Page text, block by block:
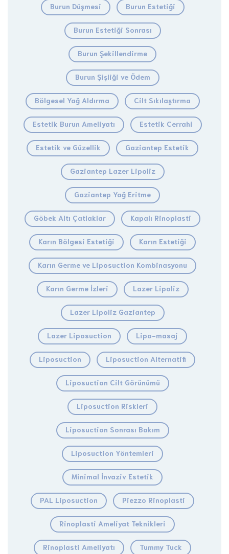
Burun Düşmesi Burun Estetiği
Burun Estetiği Sonrası
Burun Şekillendirme
Burun Şişliği ve Ödem
Bölgesel Yağ Aldırma Cilt Sıkılaştırma
Estetik Burun Ameliyatı Estetik Cerrahi
Estetik ve Güzellik Gaziantep Estetik
Gaziantep Lazer Lipoliz
Gaziantep Yağ Eritme
Göbek Altı Çatlaklar Kapalı Rinoplasti
Karın Bölgesi Estetiği Karın Estetiği
Karın Germe ve Liposuction Kombinasyonu
Karın Germe İzleri Lazer Lipoliz
Lazer Lipoliz Gaziantep
Lazer Liposuction Lipo-masaj
Liposuction Liposuction Alternatifi
Liposuction Cilt Görünümü
Liposuction Riskleri
Liposuction Sonrası Bakım
Liposuction Yöntemleri
Minimal İnvaziv Estetik
PAL Liposuction Piezzo Rinoplasti
Rinoplasti Ameliyat Teknikleri
Rinoplasti Ameliyatı Tummy Tuck